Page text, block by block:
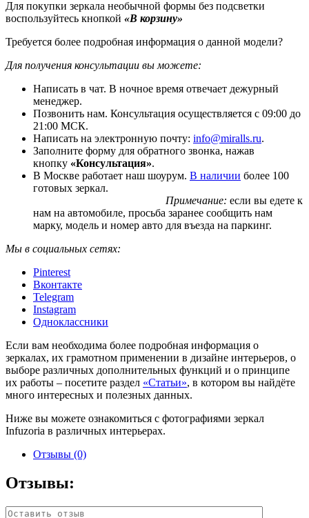
Для покупки зеркала необычной формы без подсветки
воспользуйтесь кнопкой «В корзину»
Требуется более подробная информация о данной модели?
Для получения консультации вы можете:
Написать в чат. В ночное время отвечает дежурный
менеджер.
Позвонить нам. Консультация осуществляется с 09:00 до
21:00 МСК.
Написать на электронную почту: info@miralls.ru.
Заполните форму для обратного звонка, нажав
кнопку «Консультация».
В Москве работает наш шоурум. В наличии более 100
готовых зеркал.
Примечание: если вы едете к
нам на автомобиле, просьба заранее сообщить нам
марку, модель и номер авто для въезда на паркинг.
Мы в социальных сетях:
Pinterest
Вконтакте
Telegram
Instagram
Одноклассники
Если вам необходима более подробная информация о
зеркалах, их грамотном применении в дизайне интерьеров, о
выборе различных дополнительных функций и о принципе
их работы – посетите раздел «Статьи», в котором вы найдёте
много интересных и полезных данных.
Ниже вы можете ознакомиться с фотографиями зеркал
Infuzoria в различных интерьерах.
Отзывы (0)
Отзывы: